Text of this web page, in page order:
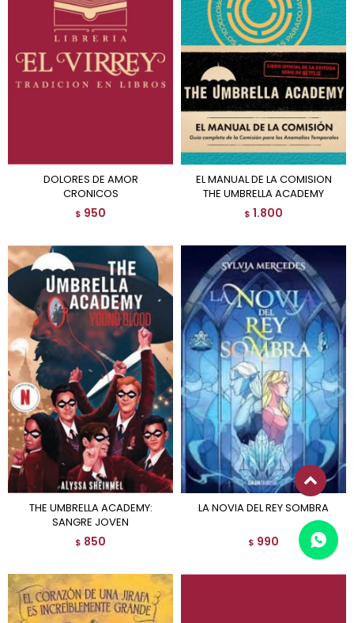
DOLORES DE AMOR
CRONICOS
$ 950
EL MANUAL DE LA COMISION
THE UMBRELLA ACADEMY
$ 1.800
THE UMBRELLA ACADEMY:
SANGRE JOVEN
$ 850
LA NOVIA DEL REY SOMBRA
$ 990